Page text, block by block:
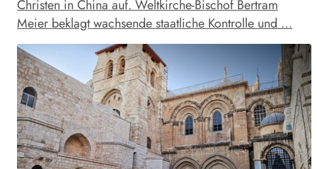
Christen in China auf. Weltkirche-Bischof Bertram
Meier beklagt wachsende staatliche Kontrolle und …